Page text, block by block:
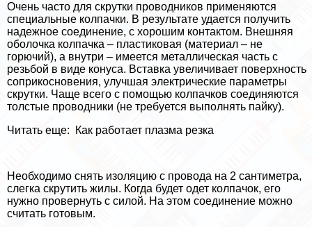
Очень часто для скрутки проводников применяются
специальные колпачки. В результате удается получить
надежное соединение, с хорошим контактом. Внешняя
оболочка колпачка – пластиковая (материал – не
горючий), а внутри – имеется металлическая часть с
резьбой в виде конуса. Вставка увеличивает поверхность
соприкосновения, улучшая электрические параметры
скрутки. Чаще всего с помощью колпачков соединяются
толстые проводники (не требуется выполнять пайку).
Читать еще:
Как работает плазма резка
Необходимо снять изоляцию с провода на 2 сантиметра,
слегка скрутить жилы. Когда будет одет колпачок, его
нужно провернуть с силой. На этом соединение можно
считать готовым.